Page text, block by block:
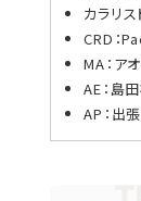
カラリ
CRD：
MA：ア
AE：島
AP：出